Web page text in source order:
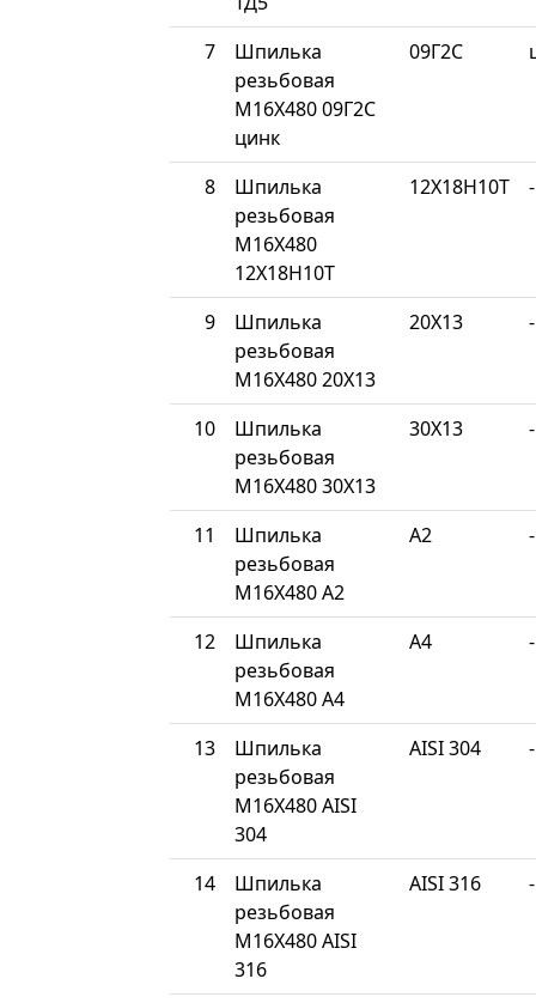
7
Шпилька
резьбовая
М16Х480 09Г2С
цинк
09Г2С
8
Шпилька
резьбовая
М16Х480
12Х18Н10Т
12Х18Н10Т -
9
Шпилька
резьбовая
М16Х480 20Х13
20Х13 -
10
Шпилька
резьбовая
М16Х480 30Х13
30Х13 -
11
Шпилька
резьбовая
М16Х480 A2
A2 -
12
Шпилька
резьбовая
М16Х480 A4
A4 -
13
Шпилька
резьбовая
М16Х480 AISI
304
AISI 304 -
14
Шпилька
резьбовая
М16Х480 AISI
316
AISI 316 -